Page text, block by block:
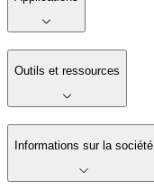
Outils et ressources
Informations sur la société